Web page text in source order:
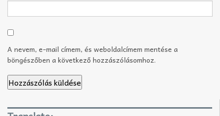
A nevem, e-mail címem, és weboldalcímem mentése a
böngészőben a következő hozzászólásomhoz.